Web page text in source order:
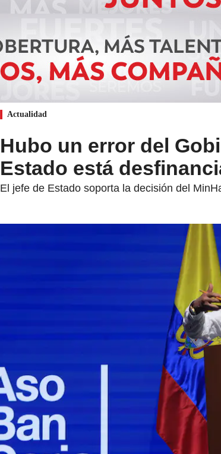
Actualidad
Hubo un error del
Estado está
El jefe de Estado soporta la decisión del